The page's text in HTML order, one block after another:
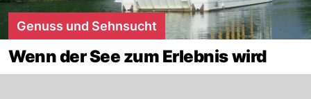
Genuss und Sehnsucht
Wenn der See zum Erlebnis wird